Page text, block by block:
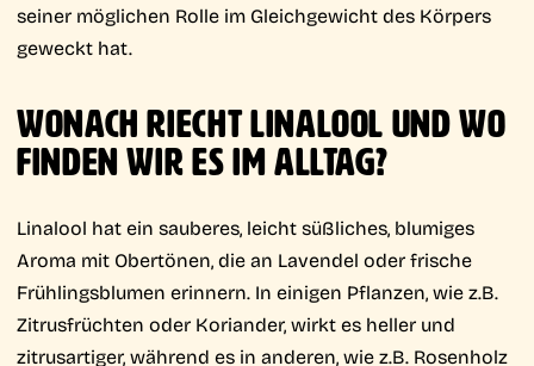
seiner möglichen Rolle im Gleichgewicht des Körpers
geweckt hat.
WONACH RIECHT LINALOOL UND WO
FINDEN WIR ES IM ALLTAG?
Linalool hat ein sauberes, leicht süßliches, blumiges
Aroma mit Obertönen, die an Lavendel oder frische
Frühlingsblumen erinnern. In einigen Pflanzen, wie z.B.
Zitrusfrüchten oder Koriander, wirkt es heller und
zitrusartiger, während es in anderen, wie z.B. Rosenholz